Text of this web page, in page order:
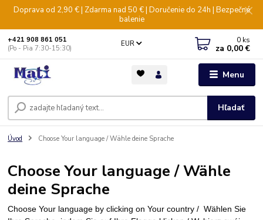
Doprava od 2,90 € | Zdarma nad 50 € | Doručenie do 24h | Bezpečné
balenie
Menu
EUR
Hľadať
+421 908 861 051
(Po - Pia 7:30-15:30)
0 ks
za 0,00 €
Úvod Choose Your language / Wähle deine Sprache
Choose Your language / Wähle
deine Sprache
Choose Your language by clicking on Your country /Wählen Sie